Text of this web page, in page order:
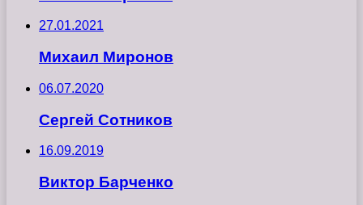
27.01.2021
Михаил Миронов
06.07.2020
Сергей Сотников
16.09.2019
Виктор Барченко